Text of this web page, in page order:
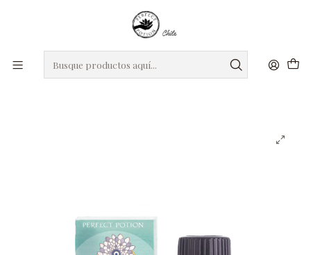
Regalos seleccionados para mamá
Inicio Mezclas de Aceites Esenciales